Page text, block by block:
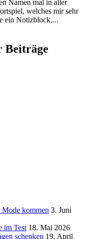
Namen mal in aller
welches mir sehr
ein Notizblock,...
Beiträge
Mode kommen 3. Juni
im Test 18. Mai 2026
schenken 19. April